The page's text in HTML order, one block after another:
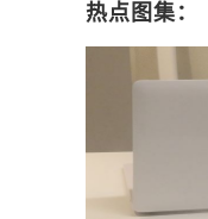
热点图集：